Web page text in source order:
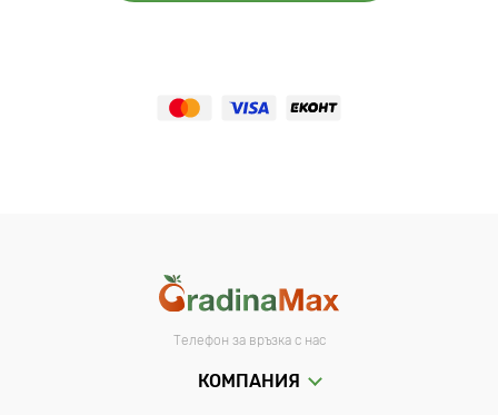
Телефон за връзка с нас
КОМПАНИЯ